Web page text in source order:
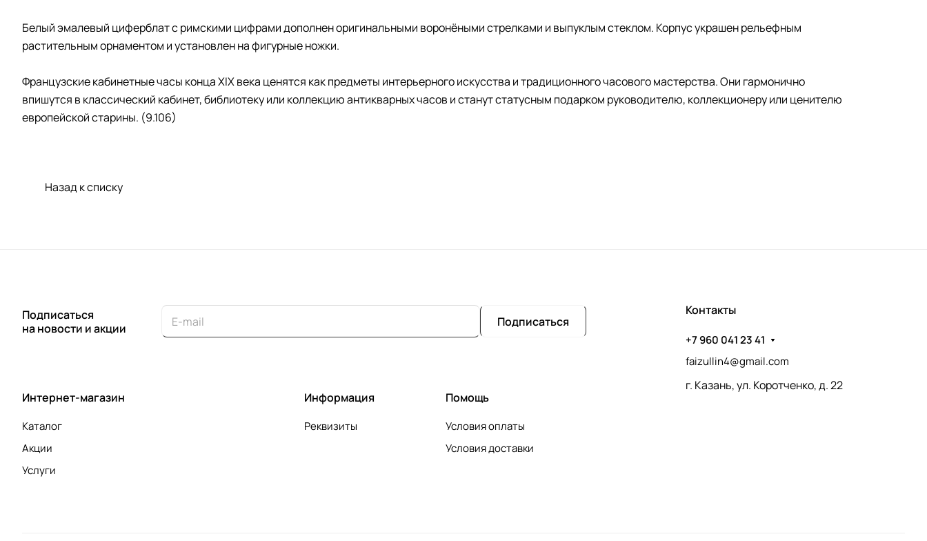
Белый эмалевый циферблат с римскими цифрами дополнен оригинальными воронёными стрелками и выпуклым стеклом. Корпус украшен рельефным
растительным орнаментом и установлен на фигурные ножки.
Французские кабинетные часы конца XIX века ценятся как предметы интерьерного искусства и традиционного часового мастерства. Они гармонично
впишутся в классический кабинет, библиотеку или коллекцию антикварных часов и станут статусным подарком руководителю, коллекционеру или ценителю
европейской старины. (9.106)
Назад к списку
Подписаться
на новости и акции
Подписаться
Интернет-магазин
Каталог
Акции
Услуги
Информация
Реквизиты
Помощь
Условия оплаты
Условия доставки
Контакты
+7 960 041 23 41
faizullin4@gmail.com
г. Казань, ул. Коротченко, д. 22